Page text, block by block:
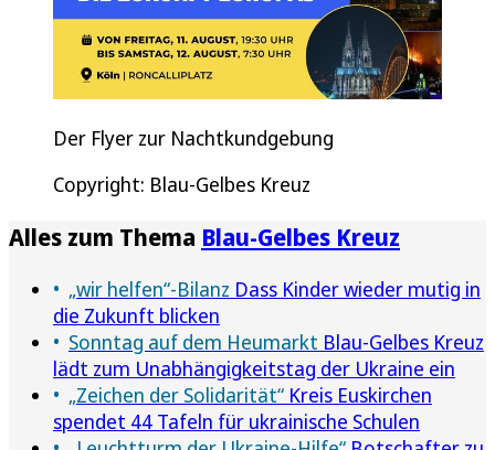
Der Flyer zur Nachtkundgebung
Copyright: Blau-Gelbes Kreuz
Alles zum Thema Blau-Gelbes Kreuz
„wir helfen“-Bilanz Dass Kinder wieder mutig in
die Zukunft blicken
Sonntag auf dem Heumarkt Blau-Gelbes Kreuz
lädt zum Unabhängigkeitstag der Ukraine ein
„Zeichen der Solidarität“ Kreis Euskirchen
spendet 44 Tafeln für ukrainische Schulen